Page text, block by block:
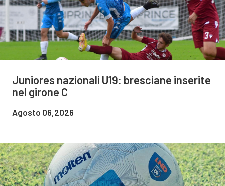
Juniores nazionali U19: bresciane inserite
nel girone C
Agosto 06,2026